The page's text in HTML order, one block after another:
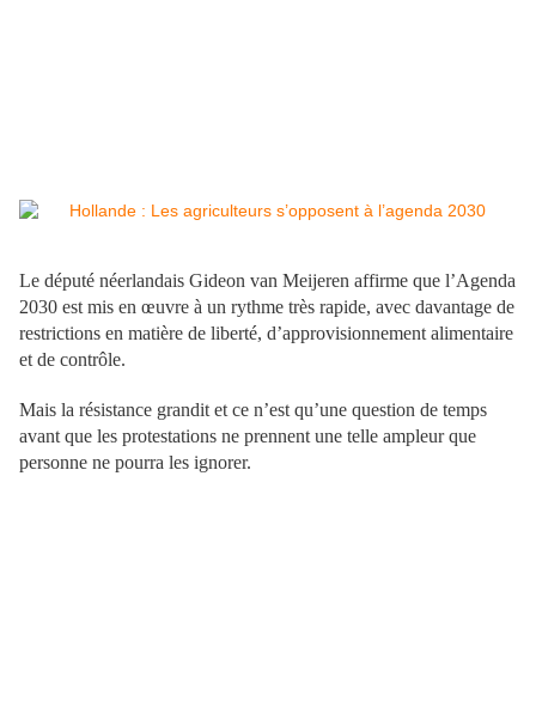
Le député néerlandais Gideon van Meijeren affirme que l’Agenda
2030 est mis en œuvre à un rythme très rapide, avec davantage de
restrictions en matière de liberté, d’approvisionnement alimentaire
et de contrôle.
Mais la résistance grandit et ce n’est qu’une question de temps
avant que les protestations ne prennent une telle ampleur que
personne ne pourra les ignorer.